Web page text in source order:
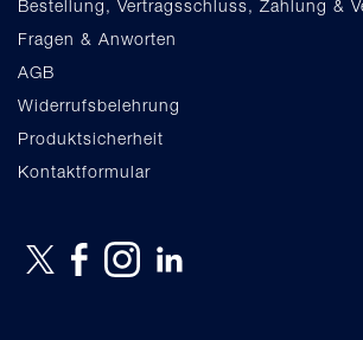
Bestellung, Vertragsschluss, Zahlung &
Fragen & Anworten
AGB
Widerrufsbelehrung
Produktsicherheit
Kontaktformular